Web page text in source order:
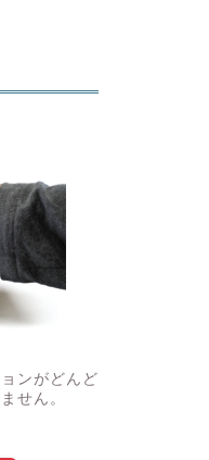
ンがどんど
せん。